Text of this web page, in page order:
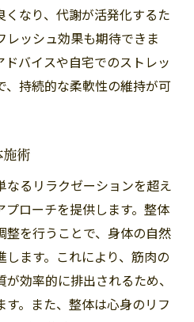
なり、代謝が活発化するた
ッシュ効果も期待できま
バイスや自宅でのストレッ
、持続的な柔軟性の維持が可
術
るリラクゼーションを超え
ローチを提供します。整体
整を行うことで、身体の自然
ます。これにより、筋肉の
効率的に排出されるため、
。また、整体は心身のリフ